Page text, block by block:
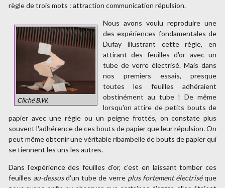
règle de trois mots : attraction communication répulsion.
Cliché B.W.
Nous avons voulu reproduire une
des expériences fondamentales de
Dufay illustrant cette règle, en
attirant des feuilles d'or avec un
tube de verre électrisé. Mais dans
nos premiers essais, presque
toutes les feuilles adhéraient
obstinément au tube ! De même
lorsqu'on attire de petits bouts de
papier avec une règle ou un peigne frottés, on constate plus
souvent l'adhérence de ces bouts de papier que leur répulsion. On
peut même obtenir une véritable ribambelle de bouts de papier qui
se tiennent les uns les autres.
Dans l'expérience des feuilles d'or, c'est en laissant tomber ces
feuilles au-dessusd'un tube de verre plus fortement électriséque